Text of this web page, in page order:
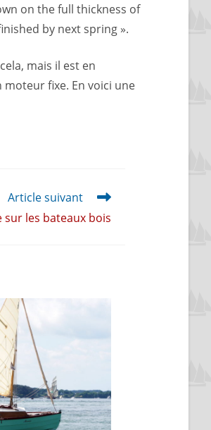
on the full thickness of
by next spring ».
mais il est en
fixe. En voici une
Article suivant
les bateaux bois